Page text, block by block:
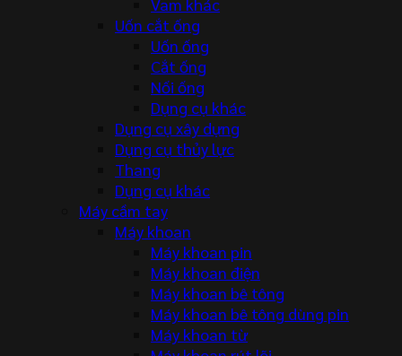
Uốn cắt ống
Uốn ống
Cắt ống
Nối ống
Dụng cụ khác
Dụng cụ xây dựng
Dụng cụ thủy lực
Thang
Dụng cụ khác
Máy cầm tay
Máy khoan
Máy khoan pin
Máy khoan điện
Máy khoan bê tông
Máy khoan bê tông dùng pin
Máy khoan từ